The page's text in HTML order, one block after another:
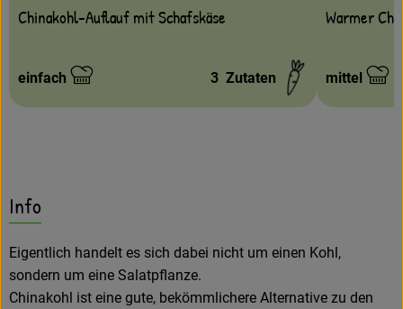
Chinakohl-Auflauf mit Schafskäse
Schwierigkeit:
einfach 3 Zutaten
Warmer
mittel
Info
Eigentlich handelt es sich dabei nicht um einen Kohl,
sondern um eine Salatpflanze.
Chinakohl ist eine gute, bekömmlichere Alternative zu den